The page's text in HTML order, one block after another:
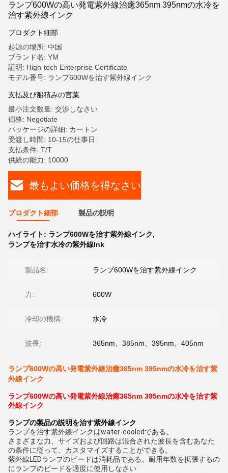
ランプ600Wの高い発電紫外線治癒365nm 395nmの水冷を
治す紫外線インク
プロダクト細部
起源の場所: 中国
ブランド名: YM
証明: High-tech Enterprise Certificate
モデル番号: ランプ600Wを治す紫外線インク
支払及び船積みの言葉
最小注文数量: 交渉しなさい
価格: Negotiate
パッケージの詳細: カートン
受渡し時間: 10-15の仕事日
支払条件: T/T
供給の能力: 10000
最もよい価格を得なさい
プロダクト細部 製品の説明
ハイライト: ランプ600Wを治す紫外線インク,
ランプを治す水冷の紫外線lnk
製品名: ランプ600Wを治す紫外線インク
力: 600W
冷却の機構: 水冷
波長: 365nm、385nm、395nm、405nm
ランプ600Wの高い発電紫外線治癒365nm 395nmの水冷を治す紫
外線インク
ランプ600Wの高い発電紫外線治癒365nm 395nmの水冷を治す紫
外線インク
ランプの製品の説明を治す紫外線インク
ランプを治す紫外線インクはwater-cooledである。
さまざまな力、サイズおよび回路は混合された波長を含むあなた
の条件に従って、カスタマイズすることができる。
紫外線LEDランプのビードは消耗品である。耐用年数を拡張するの
にランプのビードを適度に使用しなさい